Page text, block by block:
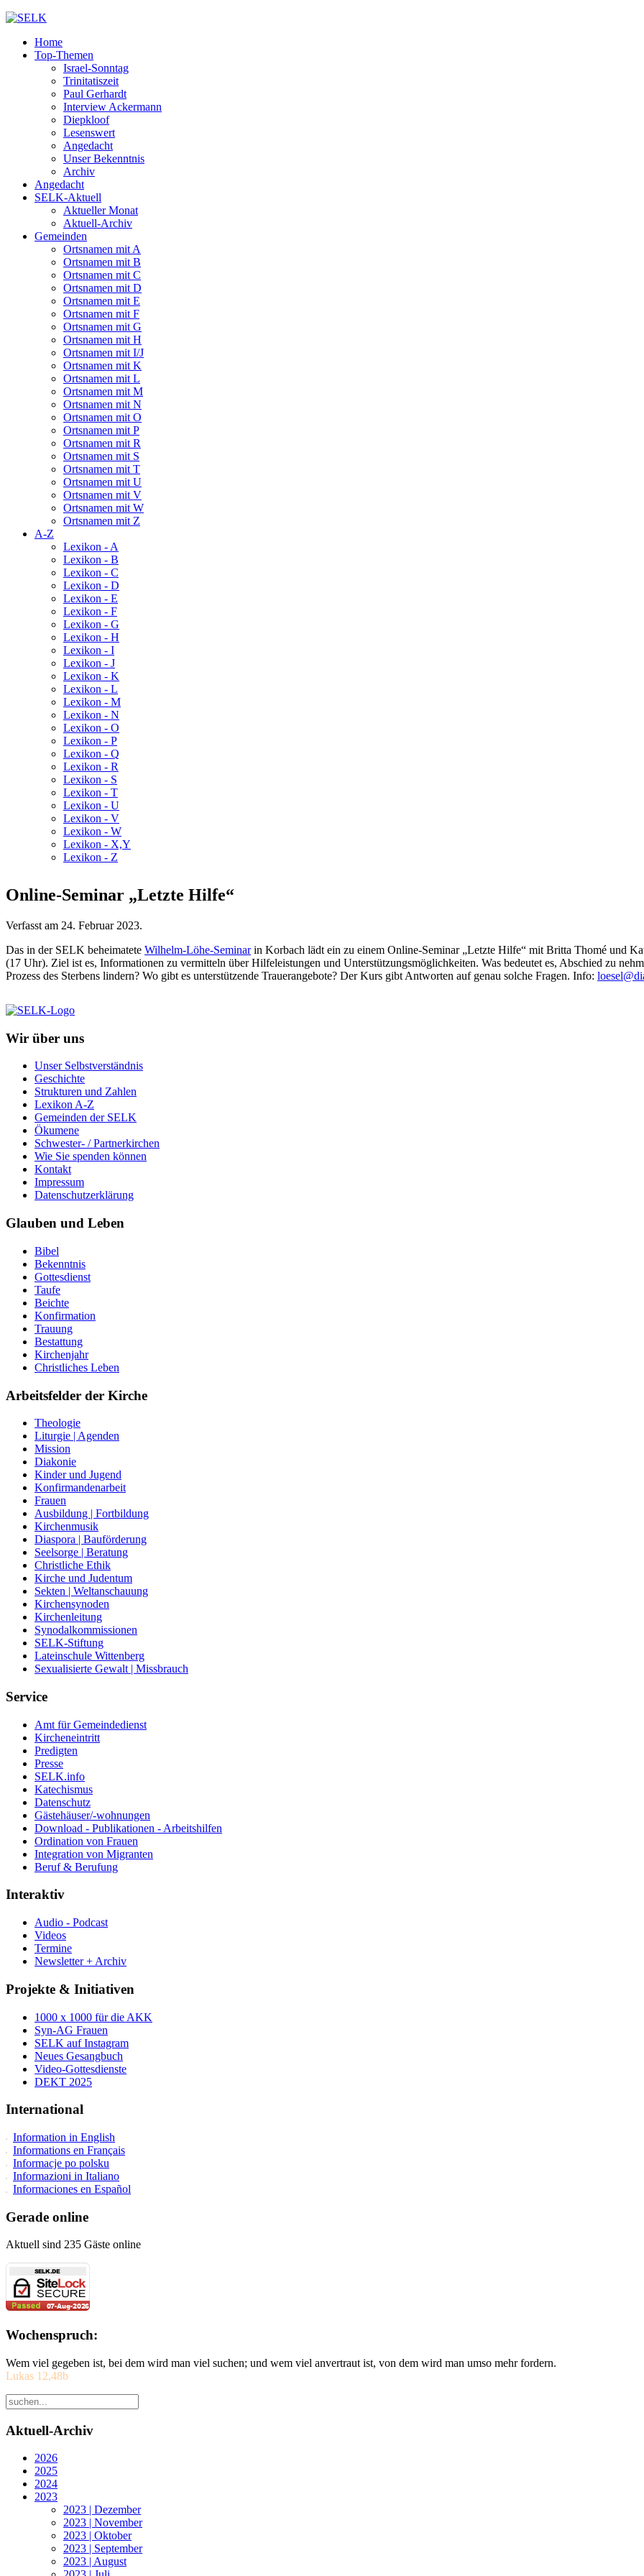
Home
Top-Themen
Israel-Sonntag
Trinitatiszeit
Paul Gerhardt
Interview Ackermann
Diepkloof
Lesenswert
Angedacht
Unser Bekenntnis
Archiv
Angedacht
SELK-Aktuell
Aktueller Monat
Aktuell-Archiv
Gemeinden
Ortsnamen mit A
Ortsnamen mit B
Ortsnamen mit C
Ortsnamen mit D
Ortsnamen mit E
Ortsnamen mit F
Ortsnamen mit G
Ortsnamen mit H
Ortsnamen mit I/J
Ortsnamen mit K
Ortsnamen mit L
Ortsnamen mit M
Ortsnamen mit N
Ortsnamen mit O
Ortsnamen mit P
Ortsnamen mit R
Ortsnamen mit S
Ortsnamen mit T
Ortsnamen mit U
Ortsnamen mit V
Ortsnamen mit W
Ortsnamen mit Z
A-Z
Lexikon - A
Lexikon - B
Lexikon - C
Lexikon - D
Lexikon - E
Lexikon - F
Lexikon - G
Lexikon - H
Lexikon - I
Lexikon - J
Lexikon - K
Lexikon - L
Lexikon - M
Lexikon - N
Lexikon - O
Lexikon - P
Lexikon - Q
Lexikon - R
Lexikon - S
Lexikon - T
Lexikon - U
Lexikon - V
Lexikon - W
Lexikon - X,Y
Lexikon - Z
Online-Seminar „Letzte Hilfe“
Verfasst am 24. Februar 2023.
Das in der SELK beheimatete Wilhelm-Löhe-Seminarin Korbach lädt ein zu einem Online-Seminar „Letzte Hilfe“ mit Britta Thomé und
(17 Uhr). Ziel ist es, Informationen zu vermitteln über Hilfeleistungen und Unterstützungsmöglichkeiten. Was bedeutet es, Abschied zu
Prozess des Sterbens lindern? Wo gibt es unterstützende Trauerangebote? Der Kurs gibt Antworten auf genau solche Fragen. Info:
Wir über uns
Unser Selbstverständnis
Geschichte
Strukturen und Zahlen
Lexikon A-Z
Gemeinden der SELK
Ökumene
Schwester- / Partnerkirchen
Wie Sie spenden können
Kontakt
Impressum
Datenschutzerklärung
Glauben und Leben
Bibel
Bekenntnis
Gottesdienst
Taufe
Beichte
Konfirmation
Trauung
Bestattung
Kirchenjahr
Christliches Leben
Arbeitsfelder der Kirche
Theologie
Liturgie | Agenden
Mission
Diakonie
Kinder und Jugend
Konfirmandenarbeit
Frauen
Ausbildung | Fortbildung
Kirchenmusik
Diaspora | Bauförderung
Seelsorge | Beratung
Christliche Ethik
Kirche und Judentum
Sekten | Weltanschauung
Kirchensynoden
Kirchenleitung
Synodalkommissionen
SELK-Stiftung
Lateinschule Wittenberg
Sexualisierte Gewalt | Missbrauch
Service
Amt für Gemeindedienst
Kircheneintritt
Predigten
Presse
SELK.info
Katechismus
Datenschutz
Gästehäuser/-wohnungen
Download - Publikationen - Arbeitshilfen
Ordination von Frauen
Integration von Migranten
Beruf & Berufung
Interaktiv
Audio - Podcast
Videos
Termine
Newsletter + Archiv
Projekte & Initiativen
1000 x 1000 für die AKK
Syn-AG Frauen
SELK auf Instagram
Neues Gesangbuch
Video-Gottesdienste
DEKT 2025
International
Information in English
Informations en Français
Informacje po polsku
Informazioni in Italiano
Informaciones en Español
Gerade online
Aktuell sind 235 Gäste online
Wochenspruch:
Wem viel gegeben ist, bei dem wird man viel suchen; und wem viel anvertraut ist, von dem wird man umso mehr fordern.
Lukas 12,48b
Aktuell-Archiv
2026
2025
2024
2023
2023 | Dezember
2023 | November
2023 | Oktober
2023 | September
2023 | August